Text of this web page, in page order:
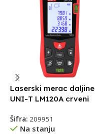
Laserski merac daljine
UNI-T LM120A crveni
Šifra: 209951
Na stanju